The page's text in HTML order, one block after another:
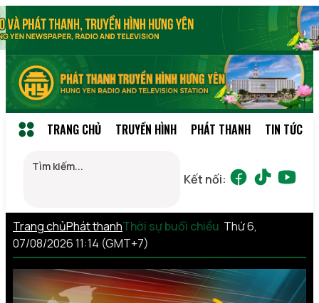
TRANG CHỦ TRUYỀN HÌNH PHÁT THANH TIN TỨC
Kết nối:
Trang chủPhát thanhThời sự buổi chiều Thứ 6,
07/08/2026 11:14 (GMT+7)